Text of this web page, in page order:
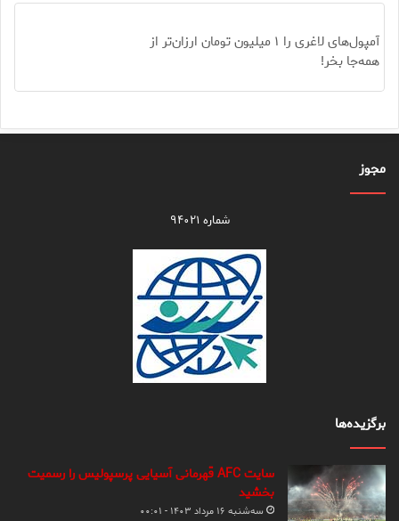
آمپول‌های لاغری را ۱ میلیون تومان ارزان‌تر از
همه‌جا بخر!
مجوز
شماره ۹۴۰۲۱
برگزیده‌ها
سایت AFC قهرمانی آسیایی پرسپولیس را رسمیت
بخشید
سه‌شنبه ۱۶ مرداد ۱۴۰۳ - ۰۰:۰۱